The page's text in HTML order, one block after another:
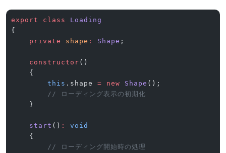
export class
Loading
{
    private
shape : Shape ;
    constructor
()
    {
        this
.shape = new Shape ();
        // ローディング表示の初期化
    }
    start
() :
void
    {
        // ローディング開始時の処理